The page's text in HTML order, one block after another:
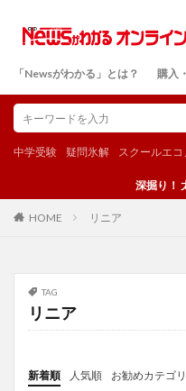
「Newsがわかる」とは？ 購入
中学受験 疑問氷解 スクールエ
深掘り！
HOME リニア
TAG
リニア
新着順 人気順
お勧めカテゴリ